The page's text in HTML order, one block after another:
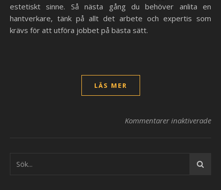
estetiskt sinne. Så nästa gång du behöver anlita en
hantverkare, tänk på allt det arbete och expertis som
krävs för att utföra jobbet på bästa sätt.
LÄS MER
Kommentarer inaktiverade